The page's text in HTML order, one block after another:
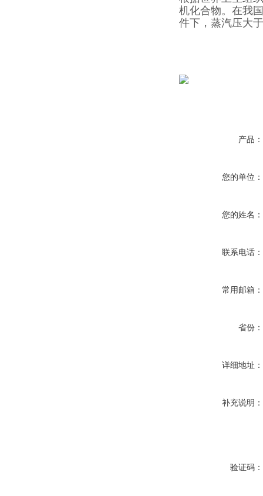
机化合物。在我
件下，蒸汽压大
产品：
您的单位：
您的姓名：
联系电话：
常用邮箱：
省份：
详细地址：
补充说明：
验证码：